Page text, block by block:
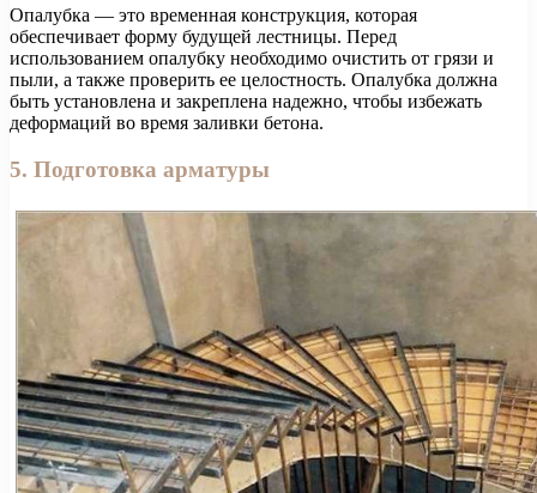
Опалубка — это временная конструкция, которая
обеспечивает форму будущей лестницы. Перед
использованием опалубку необходимо очистить от грязи и
пыли, а также проверить ее целостность. Опалубка должна
быть установлена и закреплена надежно, чтобы избежать
деформаций во время заливки бетона.
5. Подготовка арматуры